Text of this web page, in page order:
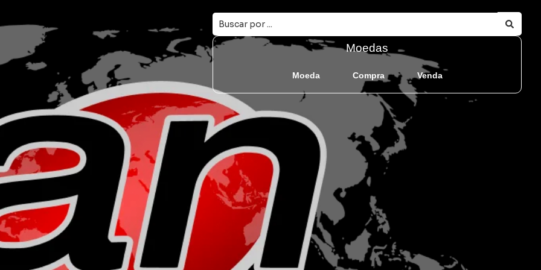
Moedas
Moeda Compra Venda